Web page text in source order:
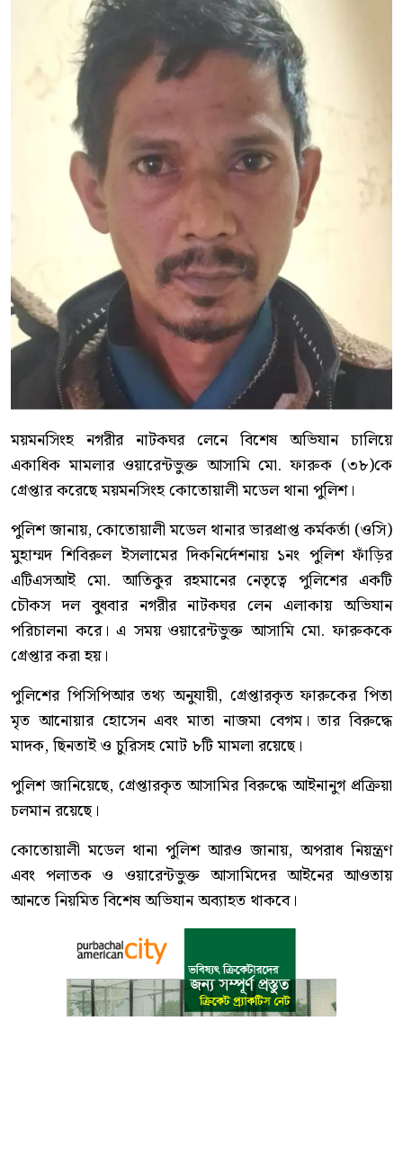
ময়মনসিংহ নগরীর নাটকঘর লেনে বিশেষ অভিযান চালিয়ে
একাধিক মামলার ওয়ারেন্টভুক্ত আসামি মো. ফারুক (৩৮)কে
গ্রেপ্তার করেছে ময়মনসিংহ কোতোয়ালী মডেল থানা পুলিশ।
পুলিশ জানায়, কোতোয়ালী মডেল থানার ভারপ্রাপ্ত কর্মকর্তা (ওসি)
মুহাম্মদ শিবিরুল ইসলামের দিকনির্দেশনায় ১নং পুলিশ ফাঁড়ির
এটিএসআই মো. আতিকুর রহমানের নেতৃত্বে পুলিশের একটি
চৌকস দল বুধবার নগরীর নাটকঘর লেন এলাকায় অভিযান
পরিচালনা করে। এ সময় ওয়ারেন্টভুক্ত আসামি মো. ফারুককে
গ্রেপ্তার করা হয়।
পুলিশের পিসিপিআর তথ্য অনুযায়ী, গ্রেপ্তারকৃত ফারুকের পিতা
মৃত আনোয়ার হোসেন এবং মাতা নাজমা বেগম। তার বিরুদ্ধে
মাদক, ছিনতাই ও চুরিসহ মোট ৮টি মামলা রয়েছে।
পুলিশ জানিয়েছে, গ্রেপ্তারকৃত আসামির বিরুদ্ধে আইনানুগ প্রক্রিয়া
চলমান রয়েছে।
কোতোয়ালী মডেল থানা পুলিশ আরও জানায়, অপরাধ নিয়ন্ত্রণ
এবং পলাতক ও ওয়ারেন্টভুক্ত আসামিদের আইনের আওতায়
আনতে নিয়মিত বিশেষ অভিযান অব্যাহত থাকবে।